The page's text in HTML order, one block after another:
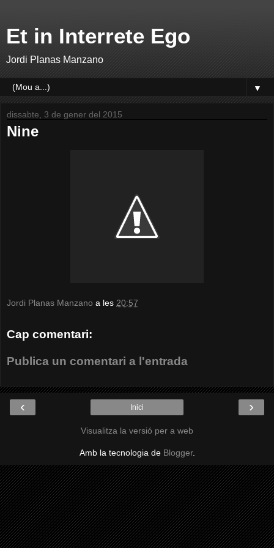
Et in Interrete Ego
Jordi Planas Manzano
▼
dissabte, 3 de gener del 2015
Nine
Jordi Planas Manzano a les 20:57
Cap comentari:
Publica un comentari a l'entrada
‹ ›
Inici
Visualitza la versió per a web
Amb la tecnologia de Blogger.